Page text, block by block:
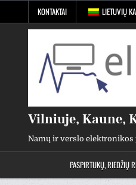
KONTAKTAI LIETUVIŲ
Vilniuje, Kaune,
Namų ir verslo elektronikos
PASPIRTUKŲ, RIEDŽIŲ